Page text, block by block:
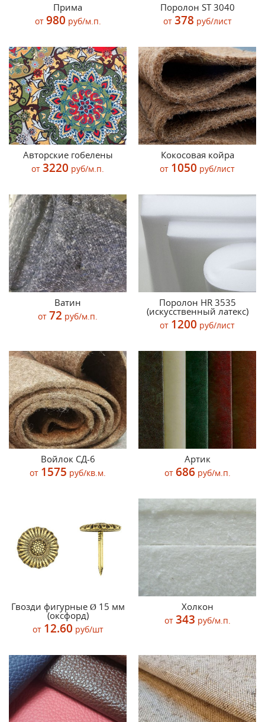
Прима
от 980 руб/м.п.
Поролон ST 3040
от 378 руб/лист
Авторские гобелены
от 3220 руб/м.п.
Кокосовая койра
от 1050 руб/лист
Ватин
от 72 руб/м.п.
Поролон HR 3535
(искусственный латекс)
от 1200 руб/лист
Войлок СД-6
от 1575 руб/кв.м.
Артик
от 686 руб/м.п.
Гвозди фигурные Ø 15 мм
(оксфорд)
от 12.60 руб/шт
Холкон
от 343 руб/м.п.